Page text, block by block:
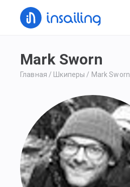
Mark Sworn
Главная / Шкиперы / Mark Sworn